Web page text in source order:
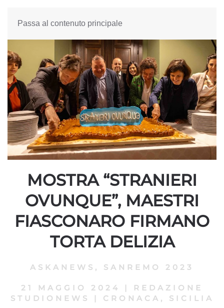
Passa al contenuto principale
MOSTRA “STRANIERI
OVUNQUE”, MAESTRI
FIASCONARO FIRMANO
TORTA DELIZIA
ASKANEWS , SANREMO 2023
21 MAGGIO 2024 |
REDAZIONE
STUDIONEWS
| CRONACA, SICILIA